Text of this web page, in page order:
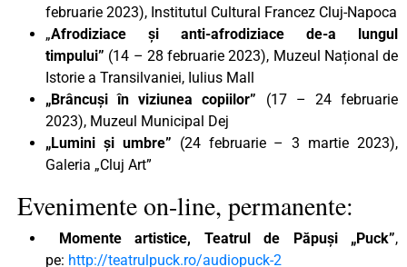
februarie 2023), Institutul Cultural Francez Cluj-Napoca
„Afrodiziace și anti-afrodiziace de-a lungul
timpului” (14 – 28 februarie 2023), Muzeul Național de
Istorie a Transilvaniei, Iulius Mall
„Brâncuși în viziunea copiilor” (17 – 24 februarie
2023), Muzeul Municipal Dej
„Lumini și umbre” (24 februarie – 3 martie 2023),
Galeria „Cluj Art”
Evenimente on-line, permanente:
Momente artistice, Teatrul de Păpuși „Puck”,
pe: http://teatrulpuck.ro/audiopuck-2